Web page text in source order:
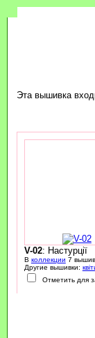
Эта вышивка
V-02: Настурції
В коллекции 7
Другие вышивки:
Отметить для